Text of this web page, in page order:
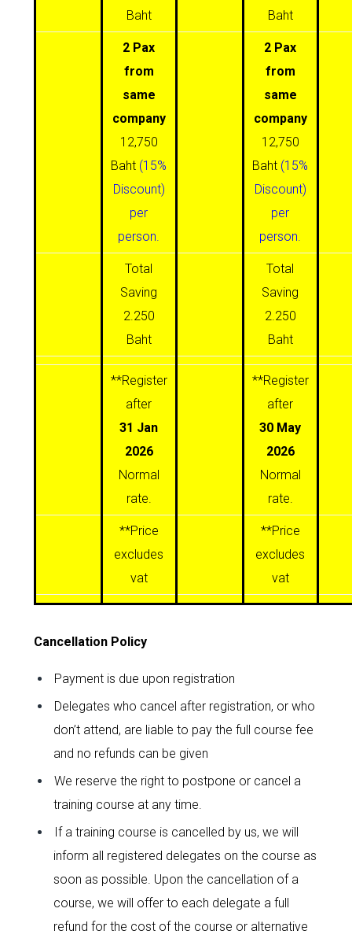
Baht Baht
2 Pax
from
same
company
12,750
Baht (15%
Discount)
per
person.
2 Pax
from
same
company
12,750
Baht (15%
Discount)
per
person.
Total
Saving
2.250
Baht
Total
Saving
2.250
Baht
**Register
after
31 Jan
2026
Normal
rate.
**Register
after
30 May
2026
Normal
rate.
**Price
excludes
vat
**Price
excludes
vat
Cancellation Policy
Payment is due upon registration
Delegates who cancel after registration, or who
don’t attend, are liable to pay the full course fee
and no refunds can be given
We reserve the right to postpone or cancel a
training course at any time.
If a training course is cancelled by us, we will
inform all registered delegates on the course as
soon as possible. Upon the cancellation of a
course, we will offer to each delegate a full
refund for the cost of the course or alternative